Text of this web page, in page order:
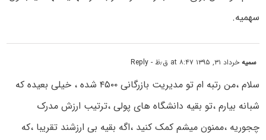
سهمیه.
سمیهخرداد ۳۱, ۱۳۹۵ at ۸:۴۷ ق٫ظ - Reply
سلام ،من رتبه ام تو مدیریت بازرگانی ۴۵۰۰ شده ، خیلی بعیده که
شبانه بیارم ،تو بقیه دانشگاه های پولی ،ترتیب ارزش مدرک
چجوریه ،ممنون میشم کمک کنید ،اگه بقیه بی ارزشند تقریبا ،که